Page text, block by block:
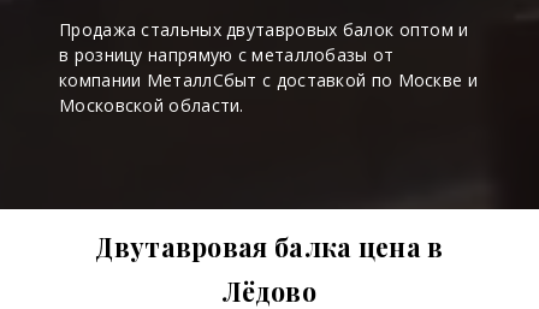
Продажа стальных двутавровых балок оптом и
в розницу напрямую с металлобазы от
компании МеталлСбыт с доставкой по Москве и
Московской области.
Двутавровая балка цена в
Лёдово